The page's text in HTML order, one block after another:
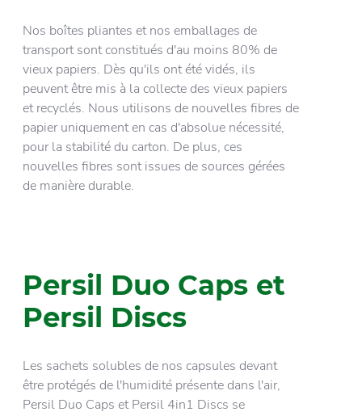
Nos boîtes pliantes et nos emballages de
transport sont constitués d'au moins 80% de
vieux papiers. Dès qu'ils ont été vidés, ils
peuvent être mis à la collecte des vieux papiers
et recyclés. Nous utilisons de nouvelles fibres de
papier uniquement en cas d'absolue nécessité,
pour la stabilité du carton. De plus, ces
nouvelles fibres sont issues de sources gérées
de manière durable.
Persil Duo Caps et
Persil Discs
Les sachets solubles de nos capsules devant
être protégés de l'humidité présente dans l'air,
Persil Duo Caps et Persil 4in1 Discs se